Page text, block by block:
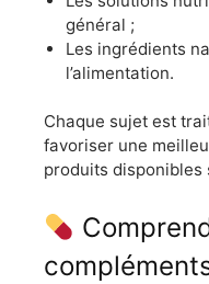
général ;
Les ingrédients
l’alimentation.
Chaque sujet est
favoriser une
produits disponibles